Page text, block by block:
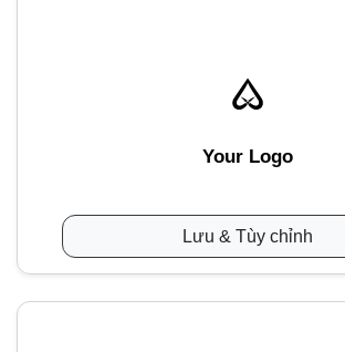
Your Logo
Lưu & Tùy chỉnh